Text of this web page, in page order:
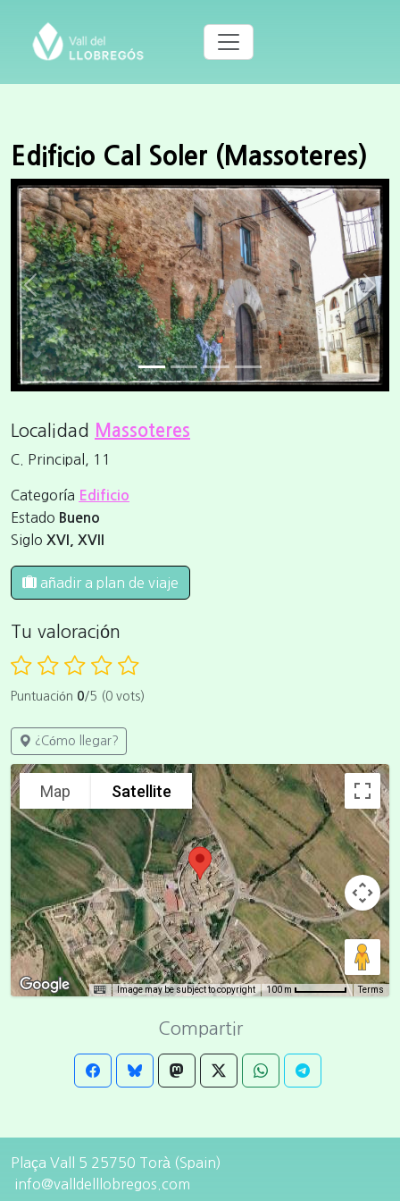
Edificio Cal Soler (Massoteres)
Previous Next
Localidad Massoteres
C. Principal, 11
Categoría Edificio
Estado Bueno
Siglo XVI, XVII
añadir a plan de viaje
Tu valoración
Puntuación 0/5 (0 vots)
¿Cómo llegar?
Map Satellite
Image may be subject to copyright 100 m Terms
Compartir
Plaça Vall 5 25750 Torà (Spain)
info@valldelllobregos.com